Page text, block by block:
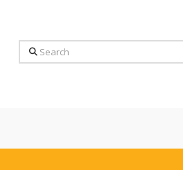
Search